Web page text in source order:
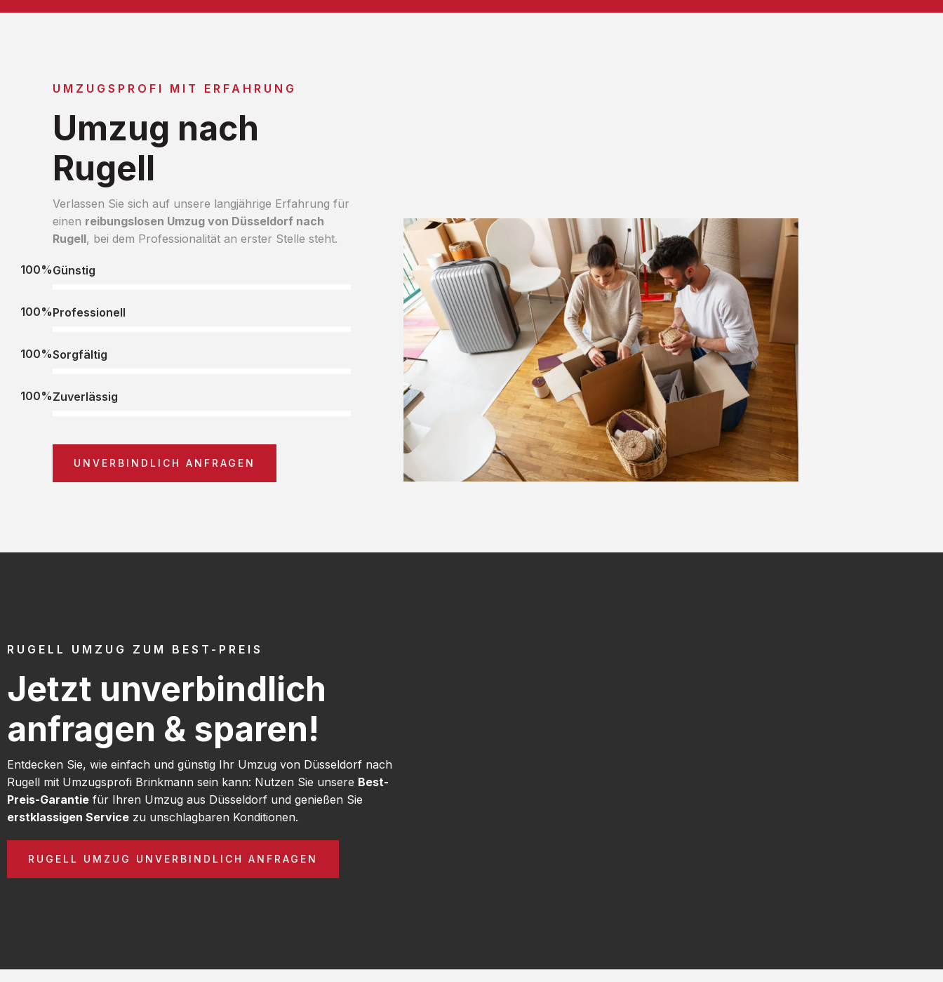
UMZUGSPROFI MIT ERFAHRUNG
Umzug nach
Rugell
Verlassen Sie sich auf unsere langjährige Erfahrung für
einen reibungslosen Umzug von Düsseldorf nach
Rugell, bei dem Professionalität an erster Stelle steht.
Günstig
100%
Professionell
100%
Sorgfältig
100%
Zuverlässig
100%
UNVERBINDLICH ANFRAGEN
RUGELL UMZUG ZUM BEST-PREIS
Jetzt unverbindlich
anfragen & sparen!
Entdecken Sie, wie einfach und günstig Ihr Umzug von Düsseldorf nach
Rugell mit Umzugsprofi Brinkmann sein kann: Nutzen Sie unsere Best-
Preis-Garantie für Ihren Umzug aus Düsseldorf und genießen Sie
erstklassigen Service zu unschlagbaren Konditionen.
RUGELL UMZUG UNVERBINDLICH ANFRAGEN